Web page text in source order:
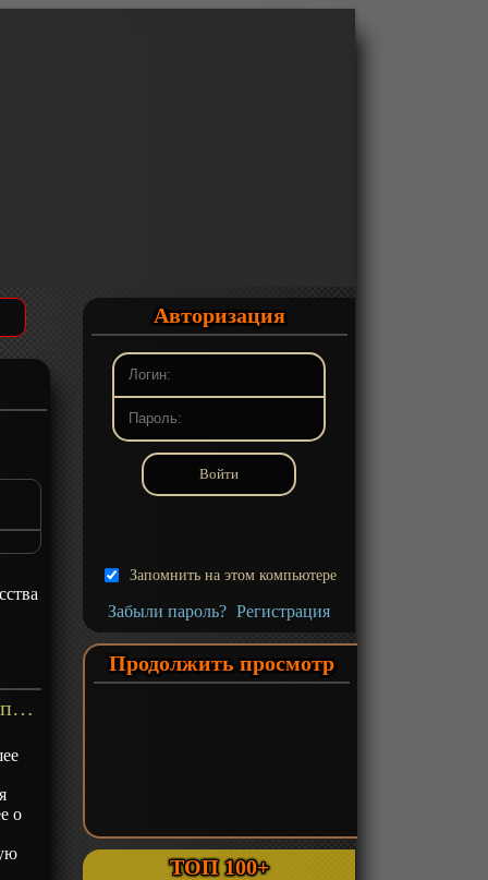
«Звёздный Властелин» ТВ-1 - описание
о
Авторизация
Запомнить на этом компьютере
Забыли пароль? Регистрация
Продолжить просмотр
ТОП 100+